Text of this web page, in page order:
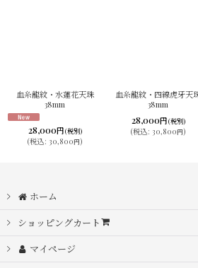
血糸龍紋・水蓮花天珠
38mm
28,000円(税別)
(税込: 30,800円 )
血糸龍紋・四線虎牙天
38mm
28,000円(税別)
(税込: 30,800円)
ホーム
ショッピングカート
マイページ